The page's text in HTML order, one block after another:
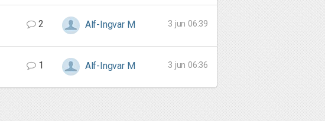
2 Alf-Ingvar M 3 jun 06:39
1 Alf-Ingvar M 3 jun 06:36